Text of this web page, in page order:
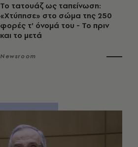
Το τατουάζ ως ταπείνωση:
«Χτύπησε» στο σώμα της 250
φορές τ’ όνομά του - Το πριν
και το μετά
Newsroom